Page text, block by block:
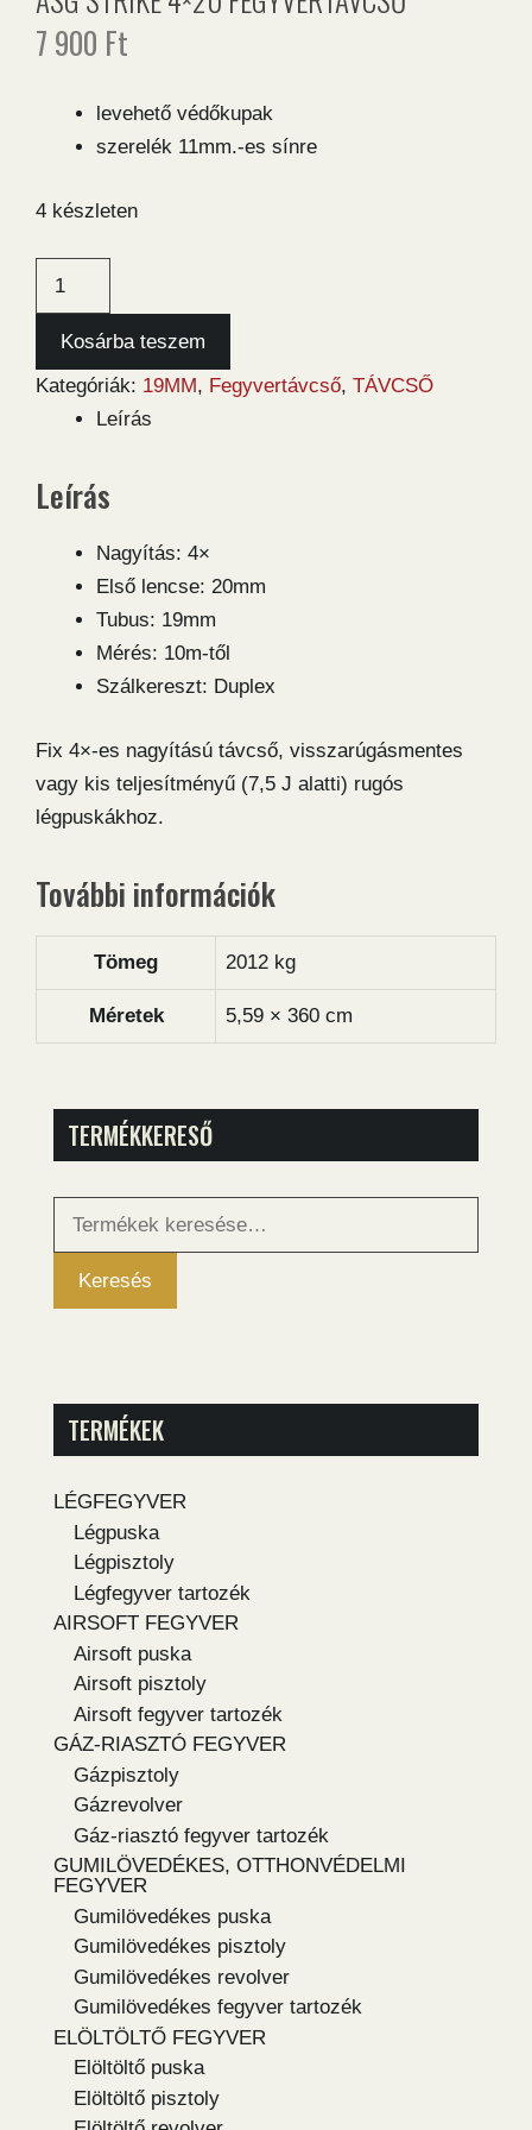
7 900 Ft
levehető védőkupak
szerelék 11mm.-es sínre
4 készleten
ASG
4x20
fegyvertávcső
mennyiség
Kosárba teszem
Kategóriák: 19MM, Fegyvertávcső, TÁVCSŐ
Leírás
Leírás
Nagyítás: 4×
Első lencse: 20mm
Tubus: 19mm
Mérés: 10m-től
Szálkereszt: Duplex
Fix 4×-es nagyítású távcső, visszarúgásmentes
vagy kis teljesítményű (7,5 J alatti) rugós
légpuskákhoz.
További információk
Tömeg 2012 kg
Méretek 5,59 × 360 cm
TERMÉKKERESŐ
következőre:
Keresés
TERMÉKEK
LÉGFEGYVER
Légpuska
Légpisztoly
Légfegyver tartozék
AIRSOFT FEGYVER
Airsoft puska
Airsoft pisztoly
Airsoft fegyver tartozék
GÁZ-RIASZTÓ FEGYVER
Gázpisztoly
Gázrevolver
Gáz-riasztó fegyver tartozék
GUMILÖVEDÉKES, OTTHONVÉDELMI
FEGYVER
Gumilövedékes puska
Gumilövedékes pisztoly
Gumilövedékes revolver
Gumilövedékes fegyver tartozék
ELÖLTÖLTŐ FEGYVER
Elöltöltő puska
Elöltöltő pisztoly